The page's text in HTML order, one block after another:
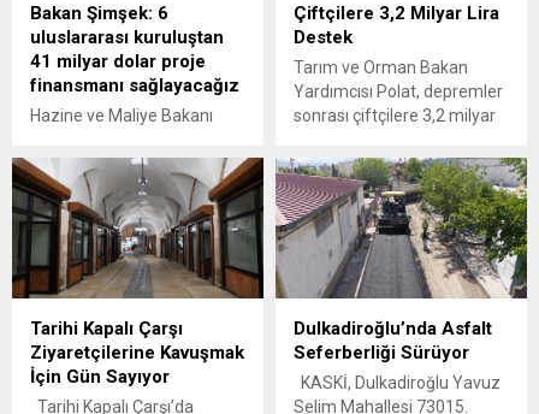
Görgel, “Elbistan’ımızdaki
eksiklikleri bir bir gidermeye,
daha yaşanabilir bir Elbistan
için birlikte çalışmaya
devam edeceğiz” dedi.
Büyükşehir Belediyesi, şehir
genelinde...
Bakan Şimşek: 6
uluslararası kuruluştan
41 milyar dolar proje
finansmanı sağlayacağız
Hazine ve Maliye Bakanı
uluslararası finans
kuruluşundan uzun vadeli ve
düşük maliyetli, yaklaşık 41
milyar dolar proje
finansmanı sağlayacaklarını
açıkladı.
Çiftçilere 3,2 Milyar Lira
Destek
Tarım ve Orman Bakan
Yardımcısı Polat, depremler
sonrası çiftçilere 3,2 milyar
açıkladı.
Tarihi Kapalı Çarşı
Ziyaretçilerine Kavuşmak
İçin Gün Sayıyor
Tarihi Kapalı Çarşı’da
Dulkadiroğlu’nda Asfalt
Seferberliği Sürüyor
KASKİ, Dulkadiroğlu Yavuz
Selim Mahallesi 73015.